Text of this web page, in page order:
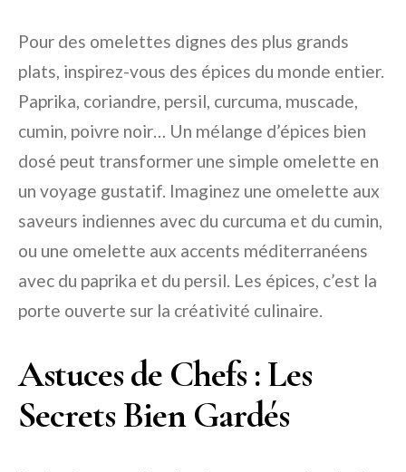
Pour des omelettes dignes des plus grands
plats, inspirez-vous des épices du monde entier.
Paprika, coriandre, persil, curcuma, muscade,
cumin, poivre noir… Un mélange d’épices bien
dosé peut transformer une simple omelette en
un voyage gustatif. Imaginez une omelette aux
saveurs indiennes avec du curcuma et du cumin,
ou une omelette aux accents méditerranéens
avec du paprika et du persil. Les épices, c’est la
porte ouverte sur la créativité culinaire.
Astuces de Chefs : Les
Secrets Bien Gardés